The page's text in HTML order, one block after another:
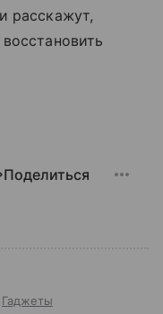
расскажут,
Поделиться
Гаджеты